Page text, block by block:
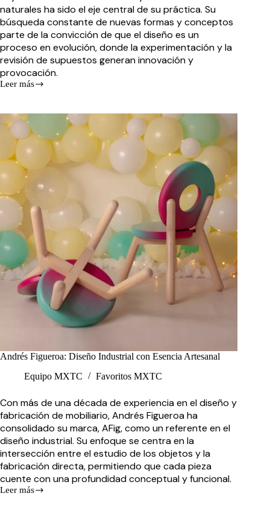
naturales ha sido el eje central de su práctica. Su
búsqueda constante de nuevas formas y conceptos
parte de la convicción de que el diseño es un
proceso en evolución, donde la experimentación y la
revisión de supuestos generan innovación y
provocación.
Leer más
Nancy
Identidad
Arte
de
Transformación
Andrés Figueroa: Diseño Industrial con Esencia Artesanal
Equipo MXTC
Favoritos MXTC
Con más de una década de experiencia en el diseño y
fabricación de mobiliario, Andrés Figueroa ha
consolidado su marca, AFig, como un referente en el
diseño industrial. Su enfoque se centra en la
intersección entre el estudio de los objetos y la
fabricación directa, permitiendo que cada pieza
cuente con una profundidad conceptual y funcional.
Leer más
Andrés